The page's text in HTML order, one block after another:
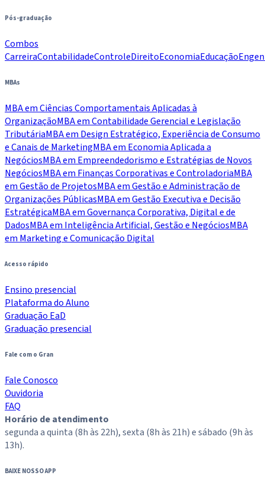
Pós-graduação
Combos
CarreiraContabilidadeControleDireitoEconomiaEducação
MBAs
MBA em Ciências Comportamentais Aplicadas à
OrganizaçãoMBA em Contabilidade Gerencial e Legislação
TributáriaMBA em Design Estratégico, Experiência de Consumo
e Canais de MarketingMBA em Economia Aplicada a
NegóciosMBA em Empreendedorismo e Estratégias de Novos
NegóciosMBA em Finanças Corporativas e ControladoriaMBA
em Gestão de ProjetosMBA em Gestão e Administração de
Organizações PúblicasMBA em Gestão Executiva e Decisão
EstratégicaMBA em Governança Corporativa, Digital e de
DadosMBA em Inteligência Artificial, Gestão e NegóciosMBA
em Marketing e Comunicação Digital
Acesso rápido
Ensino presencial
Plataforma do Aluno
Graduação EaD
Graduação presencial
Fale com o Gran
Fale Conosco
Ouvidoria
FAQ
Horário de atendimento
segunda a quinta (8h às 22h), sexta (8h às 21h) e sábado (9h às
13h).
BAIXE NOSSO APP